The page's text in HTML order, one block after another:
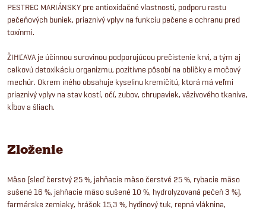
PESTREC MARIÁNSKY pre antioxidačné vlastnosti, podporu rastu
pečeňových buniek, priaznivý vplyv na funkciu pečene a ochranu pred
toxínmi.
ŽIHĽAVA je účinnou surovinou podporujúcou prečistenie krvi, a tým aj
celkovú detoxikáciu organizmu, pozitívne pôsobí na obličky a močový
mechúr. Okrem iného obsahuje kyselinu kremičitú, ktorá má veľmi
priaznivý vplyv na stav kostí, očí, zubov, chrupaviek, väzivového tkaniva,
kĺbov a šliach.
Zloženie
Mäso (sleď čerstvý 25 %, jahňacie mäso čerstvé 25 %, rybacie mäso
sušené 16 %, jahňacie mäso sušené 10 %, hydrolyzovaná pečeň 3 %),
farmárske zemiaky, hrášok 15,3 %, hydinový tuk, repná vláknina,